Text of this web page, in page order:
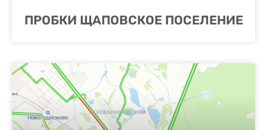
ПРОБКИ ЩАПОВСКОЕ ПОСЕЛЕНИЕ